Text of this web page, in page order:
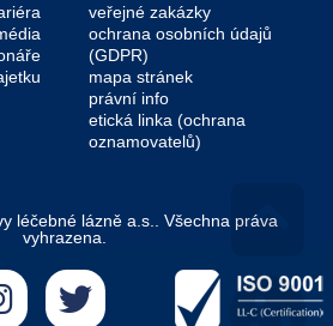
veřejné zakázky
ochrana osobních údajů
(GDPR)
mapa stránek
právní info
etická linka (ochrana
oznamovatelů)
léčebné lázně a.s.. Všechna práva
vyhrazena.
Go